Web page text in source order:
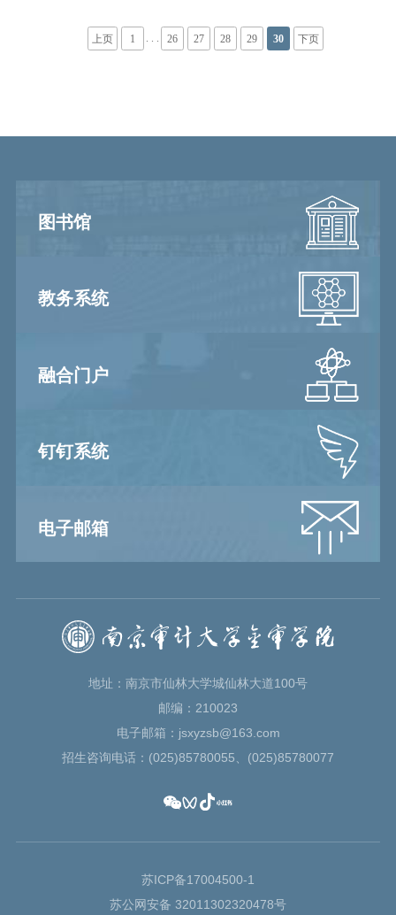
上页 1 26 27 28 29 30 下页
图书馆
教务系统
融合门户
钉钉系统
电子邮箱
地址：南京市仙林大学城仙林大道100号
邮编：210023
电子邮箱：jsxyzsb@163.com
招生咨询电话：(025)85780055、(025)85780077
苏ICP备17004500-1
苏公网安备 32011302320478号